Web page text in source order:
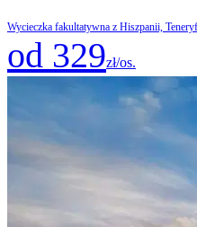
Wycieczka fakultatywna z Hiszpanii,
od 329zł/os.